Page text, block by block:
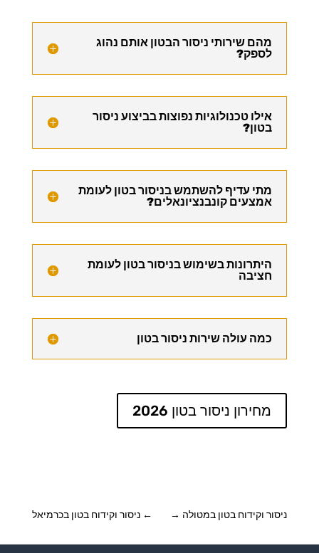
מהם שירותי ניסור הבטון אותם נהוג
לספק?
אילו טכנולוגיות נפוצות בביצוע ניסור
בטון?
מתי עדיף להשתמש בניסור בטון לעומת
אמצעים קונבנציונאלים?
היתרונות בשימוש בניסור בטון לעומת
חציבה
כמה עולה שירות ניסור בטון
מחירון ניסור בטון 2026
←ניסור וקידוח בטון בכרמיאל ניסור וקידוח בטון במטולה →